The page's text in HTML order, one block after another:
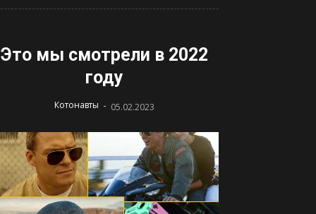
Это мы смотрели в 2022
году
Котонавты - 05.02.2023